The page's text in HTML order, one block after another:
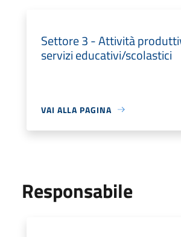
Settore 3 - Attività
servizi educativi/scolastici
VAI ALLA PAGINA
Responsabile